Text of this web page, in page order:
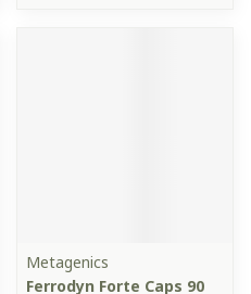
Metagenics
Ferrodyn Forte Caps 90